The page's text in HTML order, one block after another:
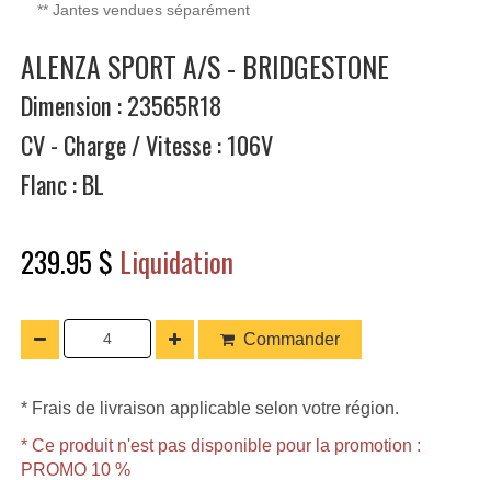
** Jantes vendues séparément
ALENZA SPORT A/S - BRIDGESTONE
Dimension : 23565R18
CV - Charge / Vitesse : 106V
Flanc : BL
239.95 $ Liquidation
Commander
* Frais de livraison applicable selon votre région.
* Ce produit n'est pas disponible pour la promotion :
PROMO 10 %